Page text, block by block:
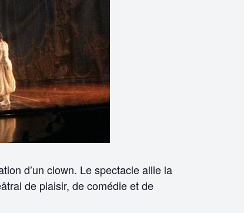
d’un clown. Le spectacle allie la
de plaisir, de comédie et de